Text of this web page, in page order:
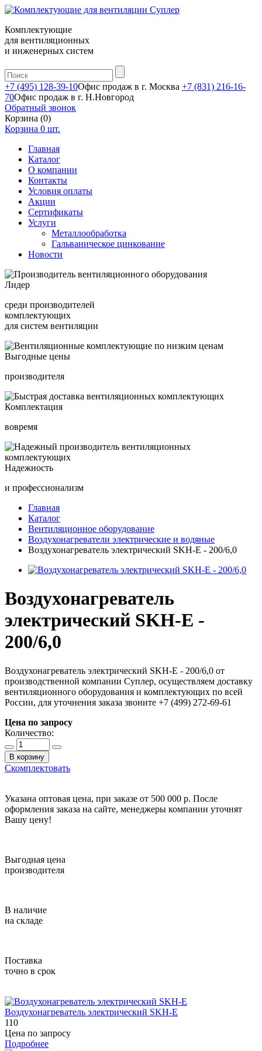
Комплектующие
для вентиляционных
и инженерных систем
+7 (495) 128-39-10Офис продаж в г. Москва +7 (831) 216-16-
70Офис продаж в г. Н.Новгород
Обратный звонок
Корзина (0)
Корзина 0 шт.
Главная
Каталог
О компании
Контакты
Условия оплаты
Акции
Сертификаты
Услуги
Металлообработка
Гальваническое цинкование
Новости
Лидер
среди производителей
комплектующих
для систем вентиляции
Выгодные цены
производителя
Комплектация
вовремя
Надежность
и профессионализм
Главная
Каталог
Вентиляционное оборудование
Воздухонагреватели электрические и водяные
Воздухонагреватель электрический SKH-E - 200/6,0
Воздухонагреватель
электрический SKH-E -
200/6,0
Воздухонагреватель электрический SKH-E - 200/6,0 от
производственной компании Суплер, осуществляем доставку
вентиляционного оборудования и комплектующих по всей
России, для уточнения заказа звоните +7 (499) 272-69-61
Цена по запросу
Количество:
В корзину
Скомплектовать
Указана оптовая цена, при заказе от 500 000 р. После
оформления заказа на сайте, менеджеры компании уточнят
Вашу цену!
Выгодная цена
производителя
В наличие
на складе
Поставка
точно в срок
Воздухонагреватель электрический SKH-E
110
Цена по запросу
Подробнее